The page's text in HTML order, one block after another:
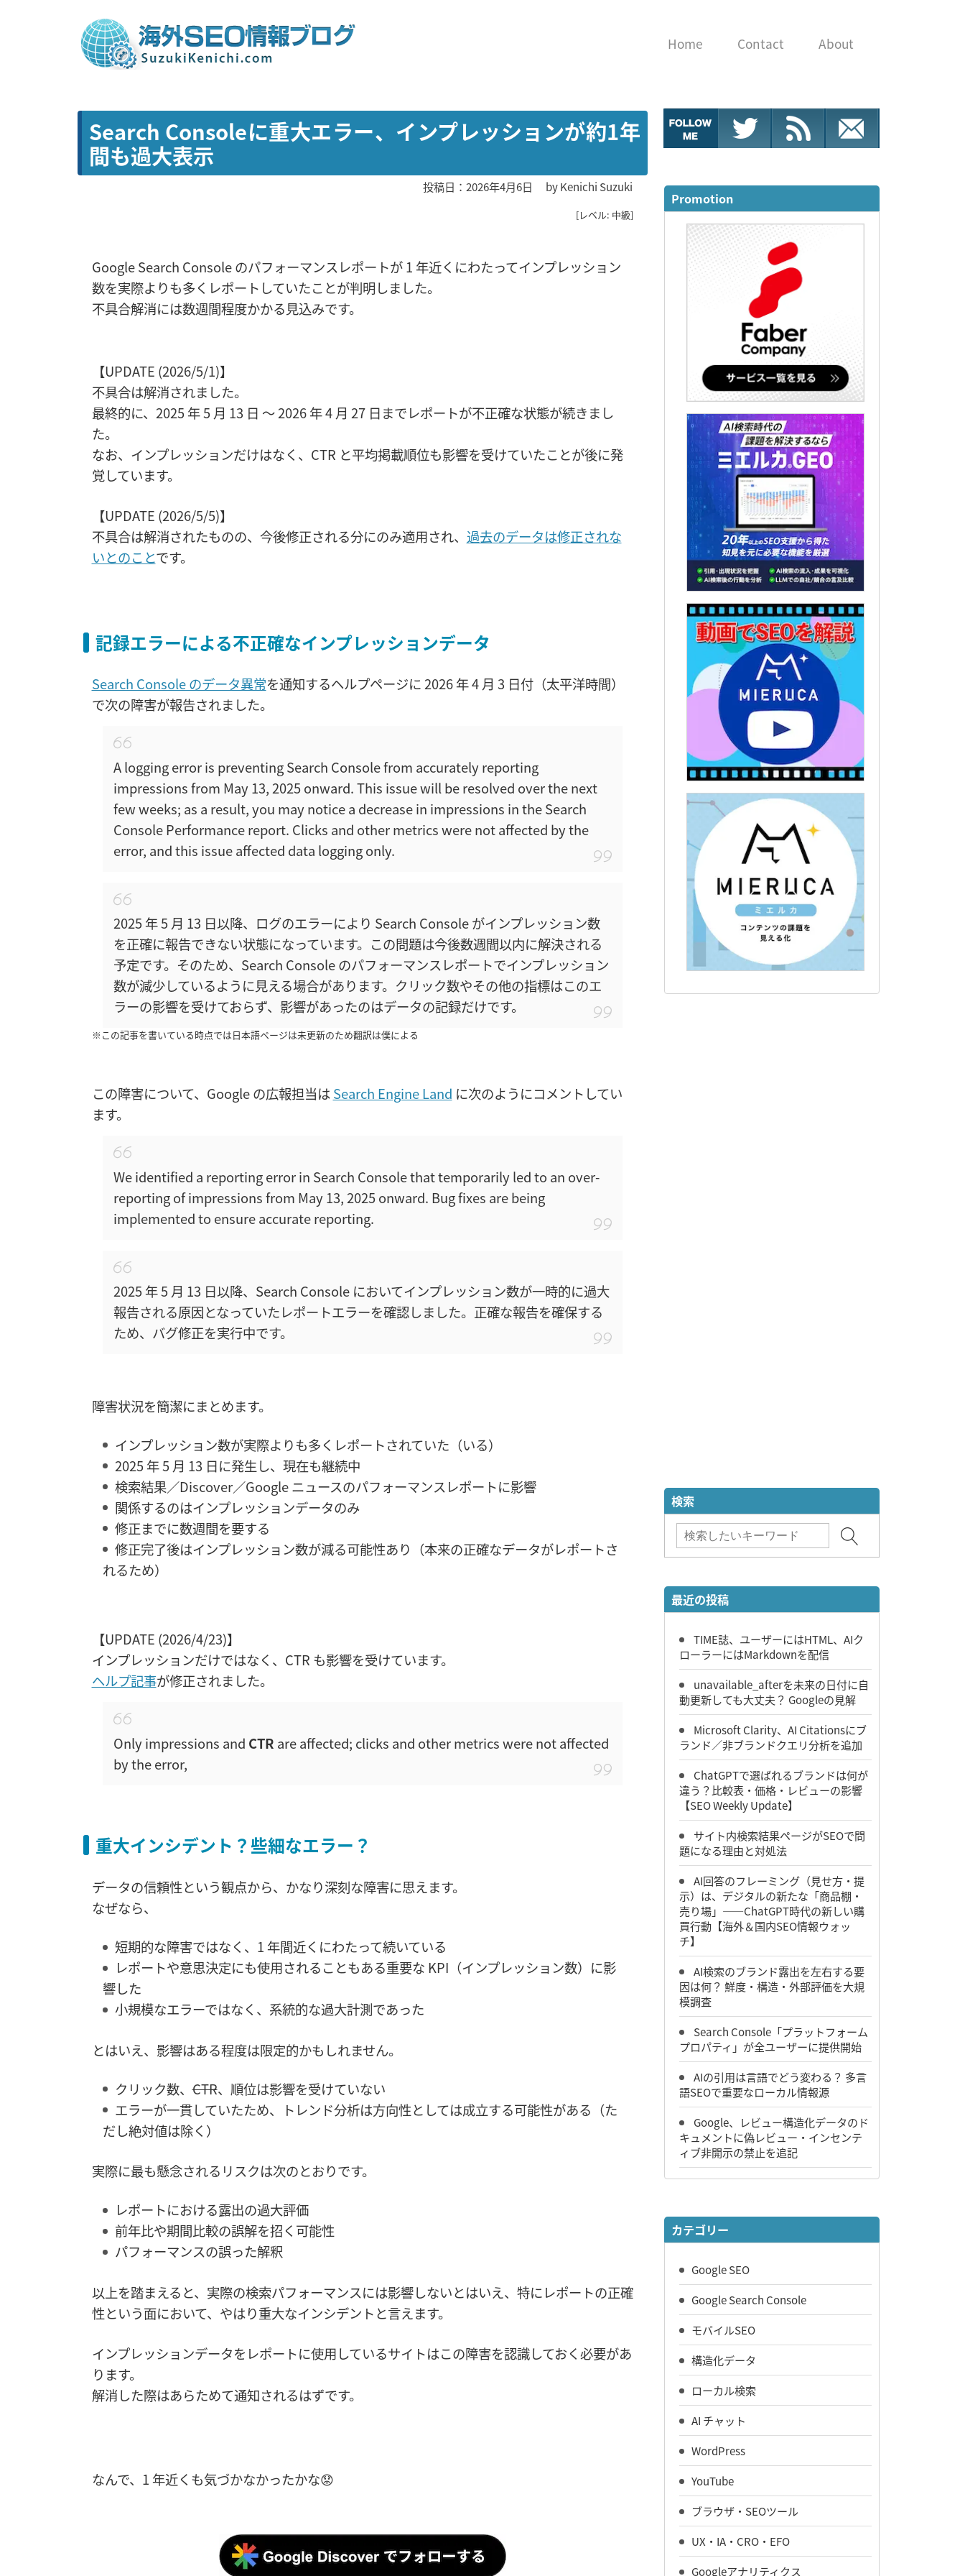
Home Contact About
Search Consoleに重大エラー、インプレッションが約1年
間も過大表示
投稿日：2026年4月6日 byKenichi Suzuki
[レベル: 中級]
Google Search Console のパフォーマンスレポートが 1 年近くにわたってインプレッション
数を実際よりも多くレポートしていたことが判明しました。
不具合解消には数週間程度かかる見込みです。
【UPDATE (2026/5/1)】
不具合は解消されました。
最終的に、2025 年 5 月 13 日 〜 2026 年 4 月 27 日までレポートが不正確な状態が続きまし
た。
なお、インプレッションだけはなく、CTR と平均掲載順位も影響を受けていたことが後に発
覚しています。
【UPDATE (2026/5/5)】
不具合は解消されたものの、今後修正される分にのみ適用され、 過去のデータは修正されな
いとのことです。
記録エラーによる不正確なインプレッションデータ
Search Console のデータ異常を通知するヘルプページに 2026 年 4 月 3 日付（太平洋時間）
で次の障害が報告されました。
A logging error is preventing Search Console from accurately reporting
impressions from May 13, 2025 onward. This issue will be resolved over the next
few weeks; as a result, you may notice a decrease in impressions in the Search
Console Performance report. Clicks and other metrics were not affected by the
error, and this issue affected data logging only.
2025 年 5 月 13 日以降、ログのエラーにより Search Console がインプレッション数
を正確に報告できない状態になっています。この問題は今後数週間以内に解決される
予定です。そのため、Search Console のパフォーマンスレポートでインプレッション
数が減少しているように見える場合があります。クリック数やその他の指標はこのエ
ラーの影響を受けておらず、影響があったのはデータの記録だけです。
※この記事を書いている時点では日本語ページは未更新のため翻訳は僕による
この障害について、Google の広報担当はSearch Engine Land に次のようにコメントしてい
ます。
We identified a reporting error in Search Console that temporarily led to an over-
reporting of impressions from May 13, 2025 onward. Bug fixes are being
implemented to ensure accurate reporting.
2025 年 5 月 13 日以降、Search Console においてインプレッション数が一時的に過大
報告される原因となっていたレポートエラーを確認しました。正確な報告を確保する
ため、バグ修正を実行中です。
障害状況を簡潔にまとめます。
インプレッション数が実際よりも多くレポートされていた（いる）
2025 年 5 月 13 日に発生し、現在も継続中
検索結果／Discover／Google ニュースのパフォーマンスレポートに影響
関係するのはインプレッションデータのみ
修正までに数週間を要する
修正完了後はインプレッション数が減る可能性あり（本来の正確なデータがレポートさ
れるため）
【UPDATE (2026/4/23)】
インプレッションだけではなく、CTR も影響を受けています。
ヘルプ記事が修正されました。
Only impressions and CTR are affected; clicks and other metrics were not affected
by the error,
重大インシデント？些細なエラー？
データの信頼性という観点から、かなり深刻な障害に思えます。
なぜなら、
短期的な障害ではなく、1 年間近くにわたって続いている
レポートや意思決定にも使用されることもある重要な KPI（インプレッション数）に影
響した
小規模なエラーではなく、系統的な過大計測であった
とはいえ、影響はある程度は限定的かもしれません。
クリック数、CTR、順位は影響を受けていない
エラーが一貫していたため、トレンド分析は方向性としては成立する可能性がある（た
だし絶対値は除く）
実際に最も懸念されるリスクは次のとおりです。
レポートにおける露出の過大評価
前年比や期間比較の誤解を招く可能性
パフォーマンスの誤った解釈
以上を踏まえると、実際の検索パフォーマンスには影響しないとはいえ、特にレポートの正確
性という面において、やはり重大なインシデントと言えます。
インプレッションデータをレポートに使用しているサイトはこの障害を認識しておく必要があ
ります。
解消した際はあらためて通知されるはずです。
なんで、1 年近くも気づかなかったかな😟
Promotion
検索
最近の投稿
TIME誌、ユーザーにはHTML、AIク
ローラーにはMarkdownを配信
unavailable_afterを未来の日付に自
動更新しても大丈夫？ Googleの見解
Microsoft Clarity、AI Citationsにブ
ランド／非ブランドクエリ分析を追加
ChatGPTで選ばれるブランドは何が
違う？比較表・価格・レビューの影響
【SEO Weekly Update】
サイト内検索結果ページがSEOで問
題になる理由と対処法
AI回答のフレーミング（見せ方・提
示）は、デジタルの新たな「商品棚・
売り場」――ChatGPT時代の新しい購
買行動【海外＆国内SEO情報ウォッ
チ】
AI検索のブランド露出を左右する要
因は何？ 鮮度・構造・外部評価を大規
模調査
Search Console「プラットフォーム
プロパティ」が全ユーザーに提供開始
AIの引用は言語でどう変わる？ 多言
語SEOで重要なローカル情報源
Google、レビュー構造化データのド
キュメントに偽レビュー・インセンテ
ィブ非開示の禁止を追記
カテゴリー
Google SEO
Google Search Console
モバイルSEO
構造化データ
ローカル検索
AI チャット
WordPress
YouTube
ブラウザ・SEOツール
UX・IA・CRO・EFO
Googleアナリティクス